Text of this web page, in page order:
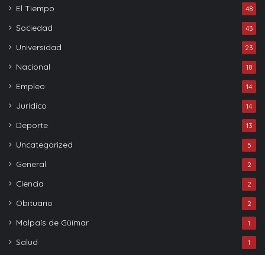
El Tiempo 48
Sociedad 43
Universidad 23
Nacional 18
Empleo 14
Jurídico 14
Deporte 13
Uncategorized 5
General 2
Ciencia 2
Obituario 2
Malpaís de Güímar 1
Salud 1